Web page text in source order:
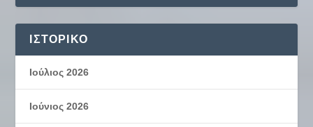
ΙΣΤΟΡΙΚΌ
Ιούλιος 2026
Ιούνιος 2026